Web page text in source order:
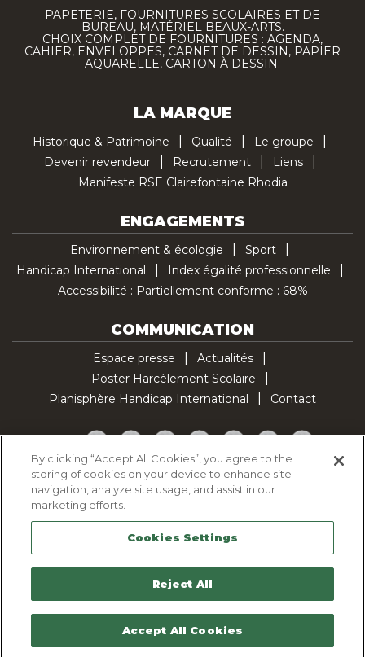
PAPETERIE, FOURNITURES SCOLAIRES ET DE
BUREAU, MATÉRIEL BEAUX-ARTS.
CHOIX COMPLET DE FOURNITURES : AGENDA,
CAHIER, ENVELOPPES, CARNET DE DESSIN, PAPIER
AQUARELLE, CARTON À DESSIN.
LA MARQUE
Historique & Patrimoine Qualité
Le groupe
Devenir revendeur
Recrutement
Liens
Manifeste RSE Clairefontaine Rhodia
ENGAGEMENTS
Environnement & écologie
Sport
Handicap International
Index égalité professionnelle
Accessibilité : Partiellement conforme : 68%
COMMUNICATION
Espace presse
Actualités
Poster Harcèlement Scolaire
Planisphère Handicap International
Contact
Facebook
TwitterYouTubePinterestInstagramLinkedInTikTok
Politique d'utilisation des cookies
Politique de confidentialité
Mentions légales
Plan du site
Contactez-nous
By clicking “Accept All Cookies”, you agree to the
storing of cookies on your device to enhance site
navigation, analyze site usage, and assist in our
marketing efforts.
Cookies Settings
Reject All
Accept All Cookies